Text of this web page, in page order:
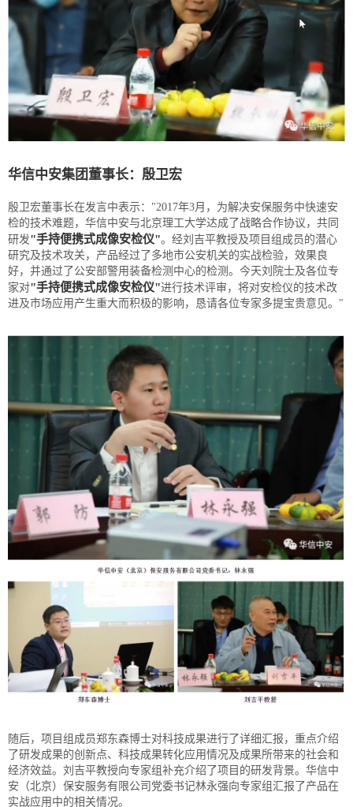
华信中安集团董事长：殷卫宏
殷卫宏董事长在发言中表示："2017年3月，为解决安保服务中快速安
检的技术难题，华信中安与北京理工大学达成了战略合作协议，共同
研发"手持便携式成像安检仪"。经刘吉平教授及项目组成员的潜心
研究及技术攻关，产品经过了多地市公安机关的实战检验，效果良
好，并通过了公安部警用装备检测中心的检测。今天刘院士及各位专
家对"手持便携式成像安检仪"进行技术评审，将对安检仪的技术改
进及市场应用产生重大而积极的影响，恳请各位专家多提宝贵意见。"
随后，项目组成员郑东森博士对科技成果进行了详细汇报，重点介绍
了研发成果的创新点、科技成果转化应用情况及成果所带来的社会和
经济效益。刘吉平教授向专家组补充介绍了项目的研发背景。华信中
安（北京）保安服务有限公司党委书记林永强向专家组汇报了产品在
实战应用中的相关情况。